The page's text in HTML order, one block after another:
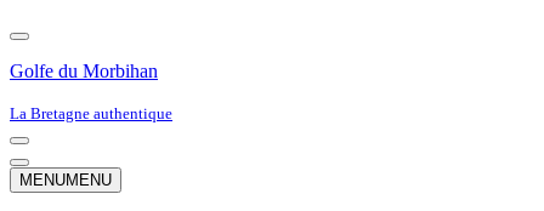
Golfe du Morbihan
La Bretagne authentique
Menu
de
navigation
Menu
de
MENUMENU